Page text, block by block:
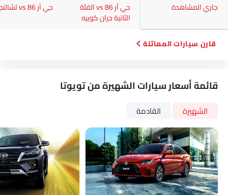
جاري المشاهدة
جي آر 86 vs الفئة
الثانية جران كوبيه
جي آر 86 vs تشالنجر
قارن سيارات المماثلة
قائمة أسعار سيارات الشهيرة من تويوتا
الشهيرة القادمة